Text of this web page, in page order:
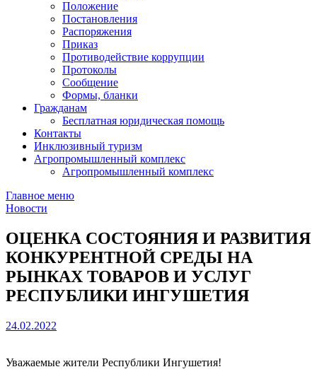
Положение
Постановления
Распоряжения
Приказ
Противодействие коррупции
Протоколы
Сообщение
Формы, бланки
Гражданам
Бесплатная юридическая помощь
Контакты
Инклюзивный туризм
Агропромышленный комплекс
Агропромышленный комплекс
Главное меню
Новости
ОЦЕНКА СОСТОЯНИЯ И РАЗВИТИЯ
КОНКУРЕНТНОЙ СРЕДЫ НА
РЫНКАХ ТОВАРОВ И УСЛУГ
РЕСПУБЛИКИ ИНГУШЕТИЯ
24.02.2022
Уважаемые жители Республики Ингушетия!